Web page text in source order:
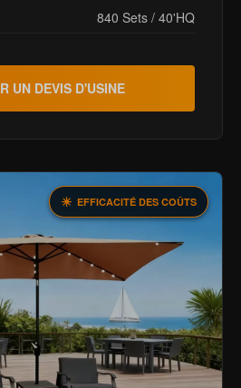
840 Sets / 40'HQ
UN DEVIS D'USINE
EFFICACITÉ DES COÛTS